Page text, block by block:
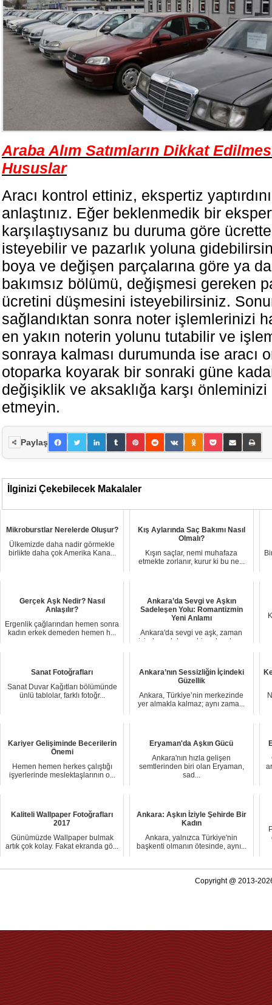
Araba Alım Satımların Dikkat
Hususlar
Aracı kontrol ettiniz, ekspertiz
anlaştınız. Eğer beklenmedik bir
karşılaştıysanız bu duruma göre ücrette
isteyebilir ve pazarlık yoluna
boya ve değişen parçalarına göre ya
bakımsız bölümü, değişmesi gereken
ücretini düşmesini isteyebilirsiniz.
sağlandıktan sonra noter işlemlerinizi
en yakın noterin yolunu tutabilir ve
sonraya kalması durumunda ise aracı
otoparka koyarak bir sonraki güne
değişiklik ve aksaklığa karşı önleminizi
etmeyin.
Paylaş
İlginizi Çekebilecek Makalaler
Mikroburstlar Nerelerde Oluşur?
Ülkemizde daha nadir görmekle
birlikte daha çok Amerika Kana...
Kış Aylarında Saç Bakımı Nasıl
Olmalı?
Kışın saçlar, nemi muhafaza
etmekte zorlanır, kurur ki bu ne...
Gerçek Aşk Nedir? Nasıl
Anlaşılır?
Ergenlik çağlarından hemen sonra
kadın erkek demeden hemen h...
Ankara’da Sevgi ve Aşkın
Sadeleşen Yolu: Romantizmin
Yeni Anlamı
Ankara'da sevgi ve aşk, zaman
içinde sadeleşen bir anlam taş...
Sanat Fotoğrafları
Sanat Duvar Kağıtları bölümünde
ünlü tablolar, farklı fotoğr...
Ankara’nın Sessizliğin İçindeki
Güzellik
Ankara, Türkiye’nin merkezinde
yer almakla kalmaz; aynı zama...
Kariyer Gelişiminde Becerilerin
Önemi
Hemen hemen herkes çalıştığı
işyerlerinde meslektaşlarının o...
Eryaman'da Aşkın Gücü
Ankara'nın hızla gelişen
semtlerinden biri olan Eryaman,
sad...
Kaliteli Wallpaper Fotoğrafları
2017
Günümüzde Wallpaper bulmak
artık çok kolay. Fakat ekranda gö...
Ankara: Aşkın İziyle Şehirde Bir
Kadın
Ankara, yalnızca Türkiye'nin
başkenti olmanın ötesinde, aynı...
Copyright @ 2013-